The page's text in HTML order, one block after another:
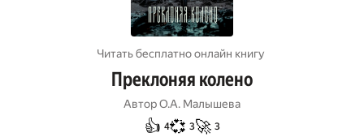
Читать бесплатно онлайн книгу
Преклоняя колено
АвторО.А. Малышева
👍 4💞 3🚀 3